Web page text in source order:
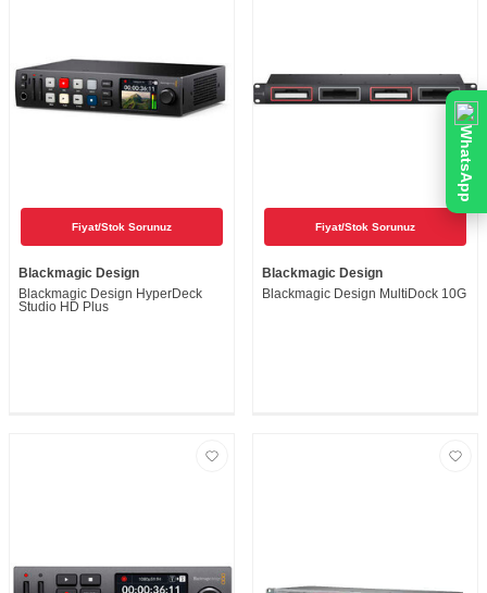
Fiyat/Stok Sorunuz
Blackmagic Design
Blackmagic Design HyperDeck
Studio HD Plus
Fiyat/Stok Sorunuz
Blackmagic Design
Blackmagic Design MultiDock 10G
WhatsApp